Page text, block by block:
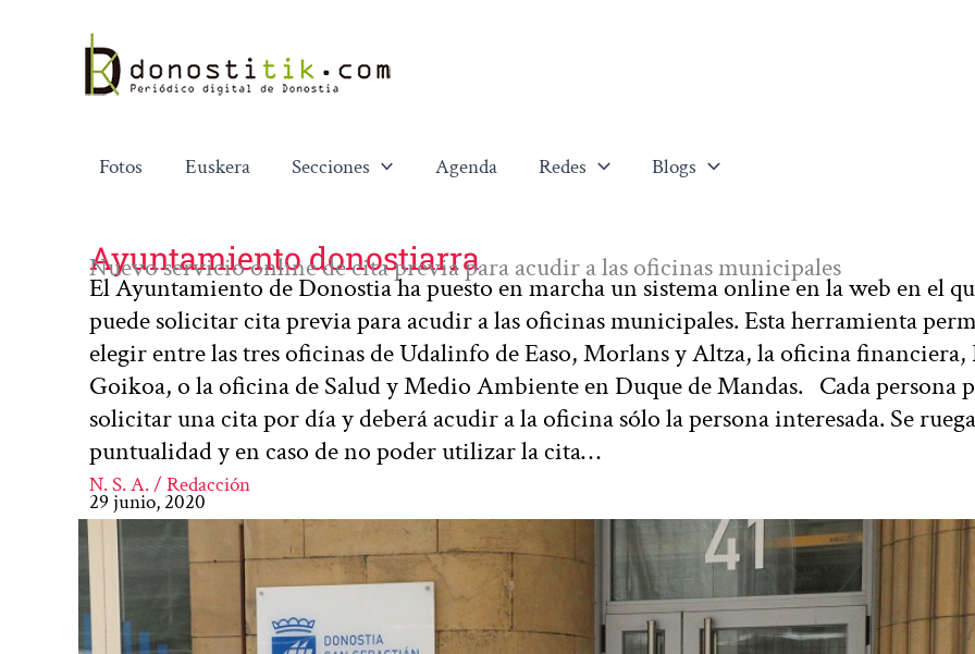
contenido
Fotos Euskera Secciones Agenda Redes Blogs
Ayuntamiento donostiarra
Nuevo servicio online de cita previa para acudir a las oficinas municipales
El Ayuntamiento de Donostia ha puesto en marcha un sistema online en la web en el
puede solicitar cita previa para acudir a las oficinas municipales. Esta herramienta
elegir entre las tres oficinas de Udalinfo de Easo, Morlans y Altza, la oficina financiera,
Goikoa, o la oficina de Salud y Medio Ambiente en Duque de Mandas. Cada persona
solicitar una cita por día y deberá acudir a la oficina sólo la persona interesada. Se ruega
puntualidad y en caso de no poder utilizar la cita…
N. S. A. / Redacción
29 junio, 2020